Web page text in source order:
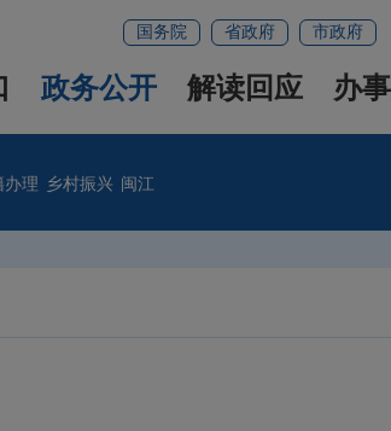
国务院 省政府 市政府
政务公开 解读回应 办
办理 乡村振兴 闽江